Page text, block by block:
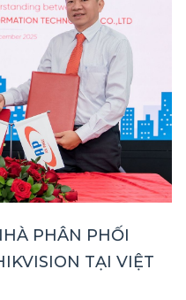
PHÂN PHỐI
TẠI VIỆT